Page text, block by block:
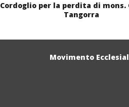
Cordoglio per la perdita di mons.
Tangorra
Movimento